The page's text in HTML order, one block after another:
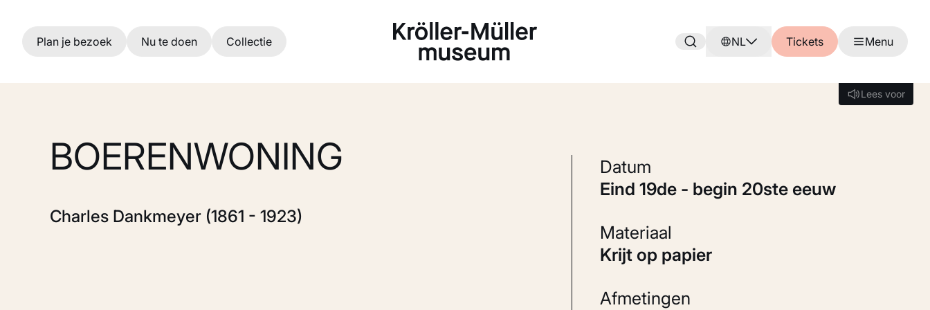
Ga naar hoofdinhoud
Plan je bezoek Nu te doen Collectie NL Tickets Menu
Lees voor
Lees voor
BOERENWONING
Charles Dankmeyer (1861 - 1923)
Datum
eind 19de - begin 20ste eeuw
Materiaal
Krijt op papier
Afmetingen